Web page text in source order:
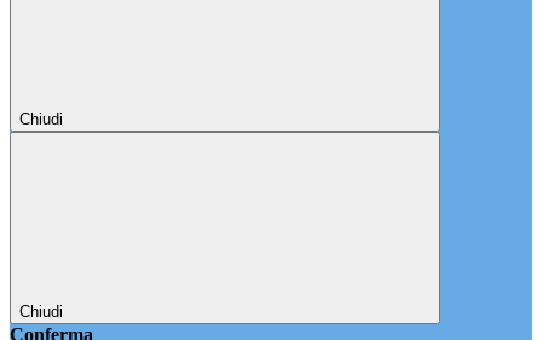
Chiudi
Chiudi
Conferma